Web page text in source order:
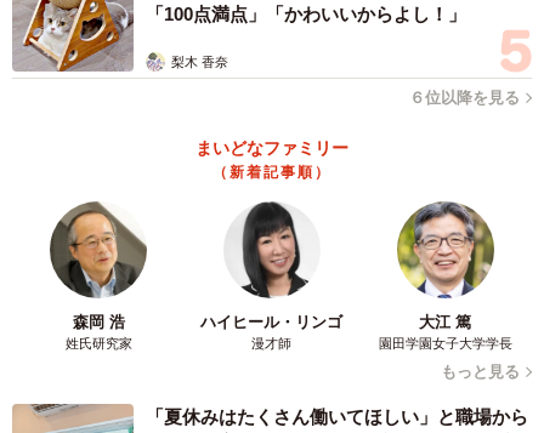
4/5
迫力満点、後輩猫モカくんを威嚇するレオくん
「100点満点」「かわいいからよし！」
梨木 香奈
６位以降を見る
まいどなファミリー
（新着記事順）
森岡 浩
姓氏研究家
ハイヒール・リンゴ
漫才師
大江 篤
園田学園女子大学学長
もっと見る
「夏休みはたくさん働いてほしい」と職場から